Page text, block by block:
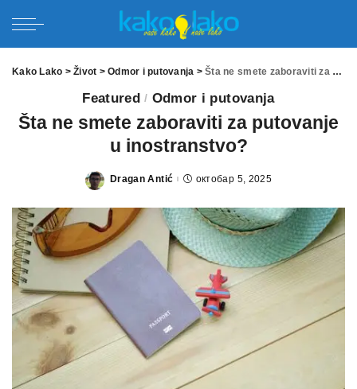
Kako Lako >Život >Odmor i putovanja >Šta ne smete zaboraviti za putovanje u inostranstvo?
Featured Odmor i putovanja
Šta ne smete zaboraviti za putovanje
u inostranstvo?
Posted
Dragan Antić октобар 5, 2025